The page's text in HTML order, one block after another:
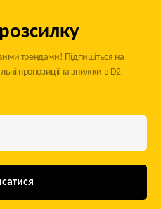
трендами! Підпишіться на
пропозиції та знижки в D2